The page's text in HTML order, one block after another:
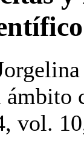
vol.